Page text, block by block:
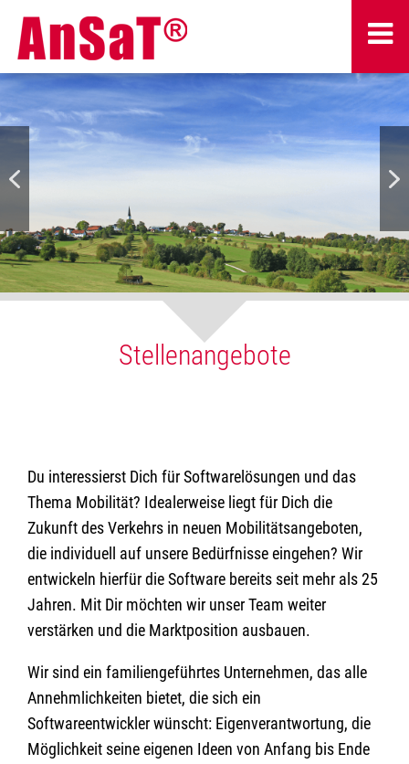
Stellenangebote
Du interessierst Dich für Softwarelösungen und das
Thema Mobilität? Idealerweise liegt für Dich die
Zukunft des Verkehrs in neuen Mobilitätsangeboten,
die individuell auf unsere Bedürfnisse eingehen? Wir
entwickeln hierfür die Software bereits seit mehr als 25
Jahren. Mit Dir möchten wir unser Team weiter
verstärken und die Marktposition ausbauen.
Wir sind ein familiengeführtes Unternehmen, das alle
Annehmlichkeiten bietet, die sich ein
Softwareentwickler wünscht: Eigenverantwortung, die
Möglichkeit seine eigenen Ideen von Anfang bis Ende